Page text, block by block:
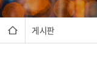
게시판